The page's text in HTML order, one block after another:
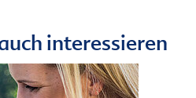
interessieren